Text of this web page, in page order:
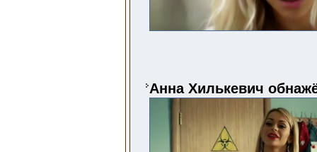
Анна Хилькевич